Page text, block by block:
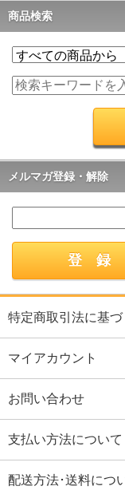
商品検索
メルマガ登録・解除
特定商取引法に基づ
マイアカウント
お問い合わせ
支払い方法について
配送方法･送料につ